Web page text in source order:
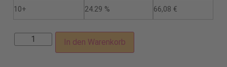
10+ 24.29 % 66,08 €
In den Warenkorb